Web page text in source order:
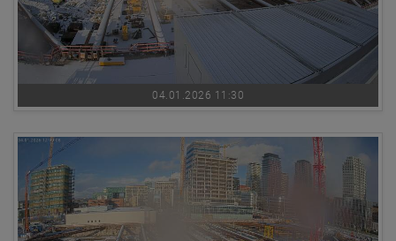
04.01.2026 11:30